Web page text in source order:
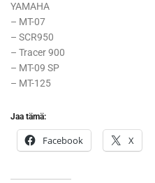
YAMAHA
– MT-07
– SCR950
– Tracer 900
– MT-09 SP
– MT-125
Jaa tämä:
Facebook X